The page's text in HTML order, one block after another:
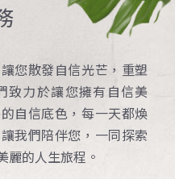
您散發自信光芒，重塑
致力於讓您擁有自信美
自信底色，每一天都煥
我們陪伴您，一同探索
麗的人生旅程。